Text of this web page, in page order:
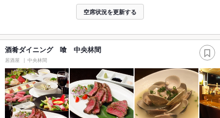
空席状況を更新する
酒肴ダイニング 喰 中央林間
居酒屋 中央林間